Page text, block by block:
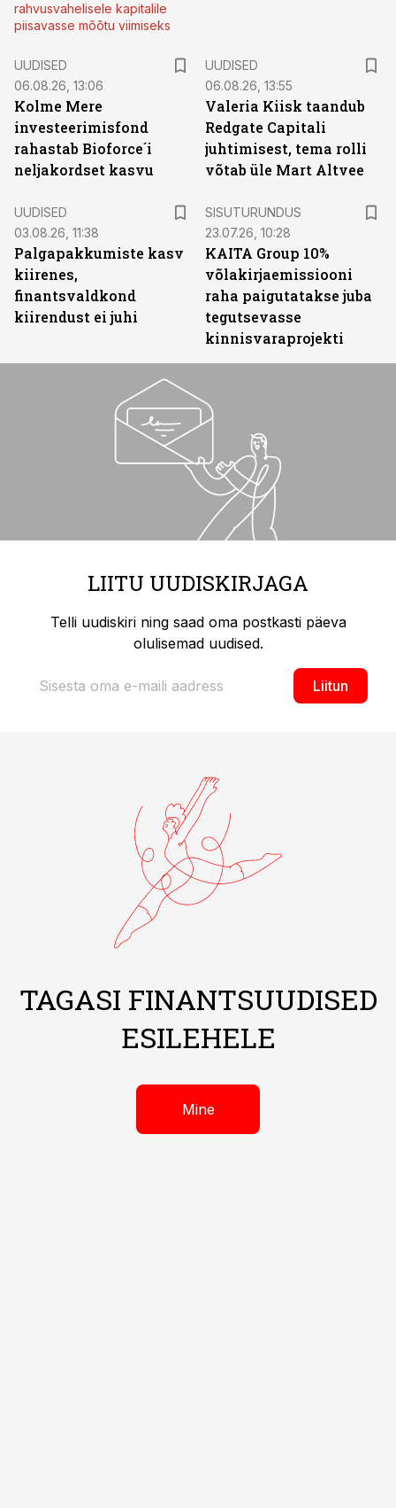
rahvusvahelisele kapitalile
piisavasse mõõtu viimiseks
UUDISED
06.08.26, 13:06
Kolme Mere
investeerimisfond
rahastab Bioforce´i
neljakordset kasvu
UUDISED
06.08.26, 13:55
Valeria Kiisk taandub
Redgate Capitali
juhtimisest, tema rolli
võtab üle Mart Altvee
UUDISED
03.08.26, 11:38
Palgapakkumiste kasv
kiirenes,
finantsvaldkond
kiirendust ei juhi
SISUTURUNDUS
23.07.26, 10:28
KAITA Group 10%
võlakirjaemissiooni
raha paigutatakse juba
tegutsevasse
kinnisvaraprojekti
LIITU UUDISKIRJAGA
Telli uudiskiri ning saad oma postkasti päeva
olulisemad uudised.
Liitun
TAGASI FINANTSUUDISED
ESILEHELE
Mine